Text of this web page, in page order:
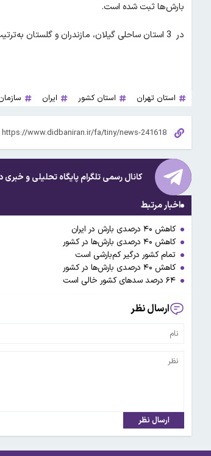
بارش‌ها ثبت شده است.
در 3 استان ساحلی گیلان، مازندران و گلستان به‌ترتیب کاهش بارش‌ها 7.7 درصد، 7.8 و 38.4 درصد بوده است.
استان تهران استان کشور ایران
کانال رسمی تلگرام پایگاه تحلیلی و خبری
اخبار مرتبط
کاهش ۴۰ درصدی بارش در ایران
کاهش ۴۰ درصدی بارش‌ها در کشور
تمام کشور درگیر کم‌بارشی است
کاهش ۴۰ درصدی بارش‌ها در کشور
۶۴ درصد سدهای کشور خالی است
ارسال نظر
ارسال نظر